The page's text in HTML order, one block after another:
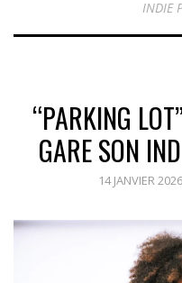
INDIE
“PARKING
GARE SON
14 JANVIER 2026